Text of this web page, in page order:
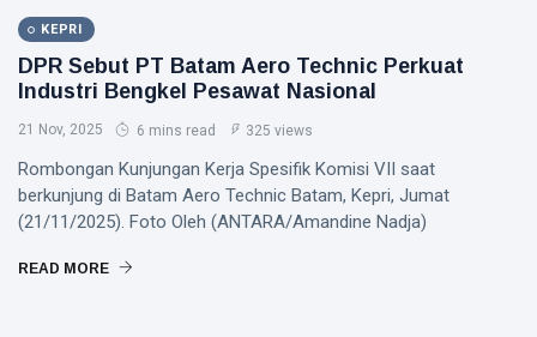
KEPRI
DPR Sebut PT Batam Aero Technic Perkuat
Industri Bengkel Pesawat Nasional
21 Nov, 2025 6 mins read 325 views
Rombongan Kunjungan Kerja Spesifik Komisi VII saat
berkunjung di Batam Aero Technic Batam, Kepri, Jumat
(21/11/2025). Foto Oleh (ANTARA/Amandine Nadja)
READ MORE